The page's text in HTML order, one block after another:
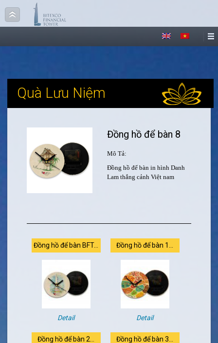
Quà Lưu Niệm
Đồng hồ để bàn 8
Mô Tả:
Đồng hồ để bàn in hình Danh
Lam thắng cảnh Việt nam
Đồng hồ để bàn BFT...
Detail
Đồng hồ để bàn 1...
Detail
Đồng hồ để bàn 2... Đồng hồ để bàn 3...